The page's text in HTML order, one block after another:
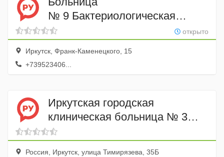
№ 9 Бактериологическая
лаборатория
открыто
Иркутск, Франк-Каменецкого, 15
+739523406...
Иркутская городская
клиническая больница № 3
поликлиника
Россия, Иркутск, улица Тимирязева, 35Б